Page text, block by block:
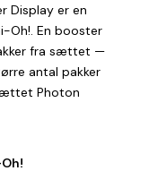
Display er en
Oh!. En booster
fra sættet —
antal pakker
Photon